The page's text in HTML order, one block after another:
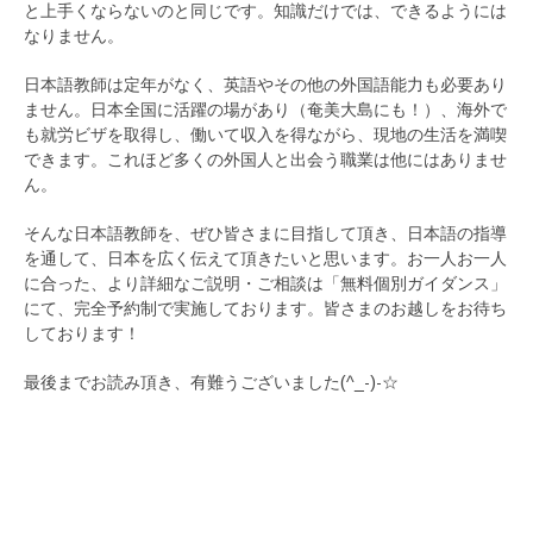
と上手くならないのと同じです。知識だけでは、できるようには
なりません。
日本語教師は定年がなく、英語やその他の外国語能力も必要あり
ません。日本全国に活躍の場があり（奄美大島にも！）、海外で
も就労ビザを取得し、働いて収入を得ながら、現地の生活を満喫
できます。これほど多くの外国人と出会う職業は他にはありませ
ん。
そんな日本語教師を、ぜひ皆さまに目指して頂き、日本語の指導
を通して、日本を広く伝えて頂きたいと思います。お一人お一人
に合った、より詳細なご説明・ご相談は「無料個別ガイダンス」
にて、完全予約制で実施しております。皆さまのお越しをお待ち
しております！
最後までお読み頂き、有難うございました(^_-)-☆